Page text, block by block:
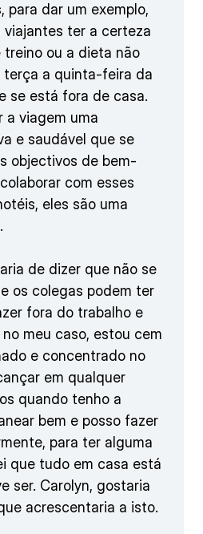
dar um exemplo,
viajantes ter a certeza
treino ou a dieta não
terça a quinta-feira da
se está fora de casa.
a viagem uma
e saudável que se
objectivos de bem-
com esses
eles são uma
de dizer que não se
os colegas podem ter
fora do trabalho e
no meu caso, estou cem
e concentrado no
em qualquer
quando tenho a
bem e posso fazer
para ter alguma
que tudo em casa está
ser. Carolyn, gostaria
acrescentaria a isto.